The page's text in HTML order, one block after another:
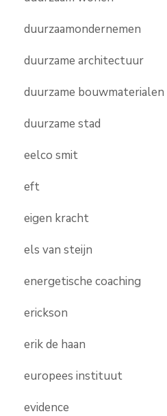
duurzaamondernemen
duurzame architectuur
duurzame bouwmaterialen
duurzame stad
eelco smit
eft
eigen kracht
els van steijn
energetische coaching
erickson
erik de haan
europees instituut
evidence